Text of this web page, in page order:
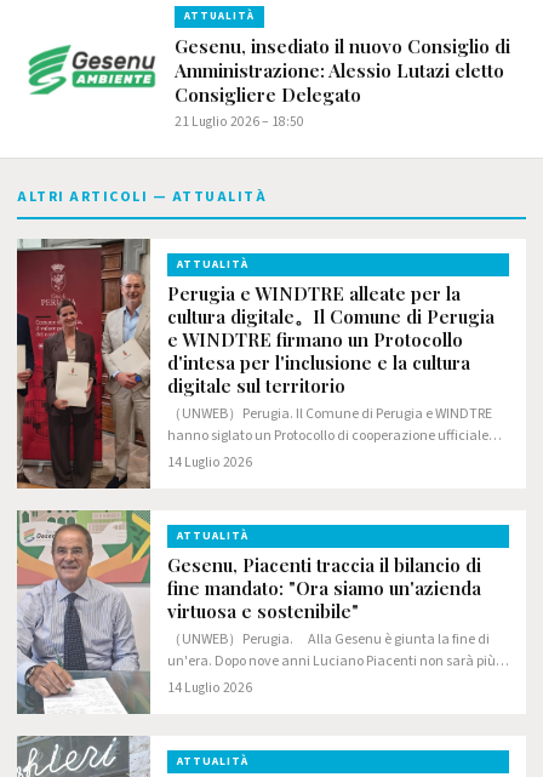
ATTUALITÀ
Gesenu, insediato il nuovo Consiglio di
Amministrazione: Alessio Lutazi eletto
Consigliere Delegato
21 Luglio 2026 – 18:50
ALTRI ARTICOLI — ATTUALITÀ
ATTUALITÀ
Perugia e WINDTRE alleate per la
cultura digitale。Il Comune di Perugia
e WINDTRE firmano un Protocollo
d'intesa per l'inclusione e la cultura
digitale sul territorio
（UNWEB）Perugia. Il Comune di Perugia e WINDTRE
hanno siglato un Protocollo di cooperazione ufficiale
volto a promuovere la cittadinanza digitale e l'uso
14 Luglio 2026
ATTUALITÀ
Gesenu, Piacenti traccia il bilancio di
fine mandato: "Ora siamo un'azienda
virtuosa e sostenibile"
（UNWEB）Perugia. Alla Gesenu è giunta la fine di
un'era. Dopo nove anni Luciano Piacenti non sarà più
l'amministratore delegato (a partire dal prossimo mese
14 Luglio 2026
ATTUALITÀ